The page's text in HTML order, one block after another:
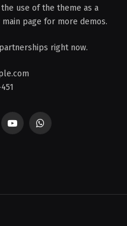
use of the theme as a
page for more demos.
right now.
YouTubeWhatsApp